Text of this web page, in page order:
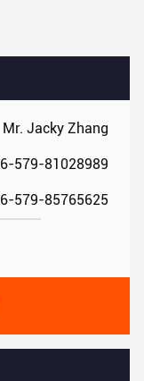
Mr. Jacky Zhang
579-81028989
579-85765625